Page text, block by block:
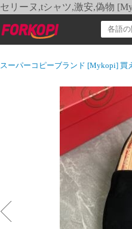
セリーヌ,tシャツ,激安,偽物
スーパーコピーブランド [Mykopi] 買